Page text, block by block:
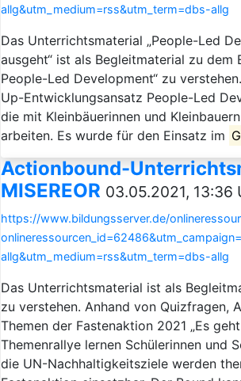
allg&utm_medium=rss&utm_term=dbs-allg
Das Unterrichtsmaterial „People-Led
ausgeht“ ist als Begleitmaterial zu
People-Led Development“ zu
Up-Entwicklungsansatz People-Led
die mit Kleinbäuerinnen und
arbeiten. Es wurde für den Einsatz im
Actionbound-
MISEREOR 03.05.2021, 13:36
https://www.bildungsserver.de/
allg&utm_medium=rss&utm_term=dbs-allg
Das Unterrichtsmaterial ist als
zu verstehen. Anhand von Quizfragen,
Themen der Fastenaktion 2021 „Es
Themenrallye lernen Schülerinnen und
die UN-Nachhaltigkeitsziele werden